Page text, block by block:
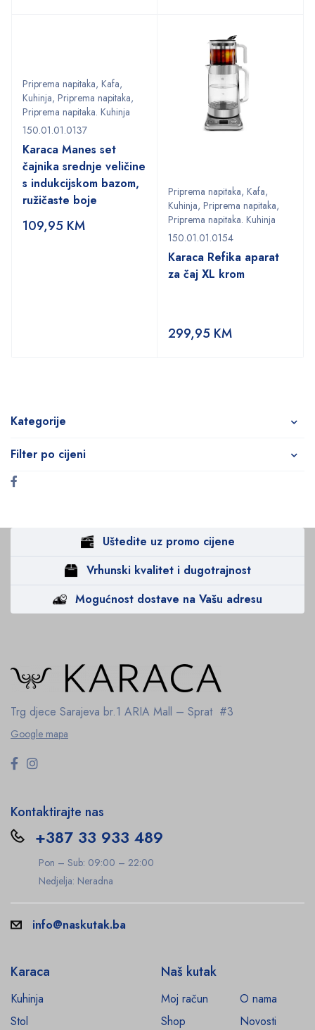
Kategorije
Filter po cijeni
Priprema napitaka, Kafa,
Kuhinja, Priprema napitaka,
Priprema napitaka. Kuhinja
150.01.01.0137
Karaca Manes set
čajnika srednje veličine
s indukcijskom bazom,
ružičaste boje
109,95 KM
Priprema napitaka, Kafa,
Kuhinja, Priprema napitaka,
Priprema napitaka. Kuhinja
150.01.01.0154
Karaca Refika aparat
za čaj XL krom
299,95 KM
Uštedite uz promo cijene
Vrhunski kvalitet i dugotrajnost
Mogućnost dostave na Vašu adresu
Trg djece Sarajeva br.1 ARIA Mall – Sprat #3
Google mapa
Kontaktirajte nas
+387 33 933 489
Pon – Sub: 09:00 – 22:00
Nedjelja: Neradna
info@naskutak.ba
Karaca
Kuhinja
Stol
Naš kutak
Moj račun
O nama
Shop
Novosti